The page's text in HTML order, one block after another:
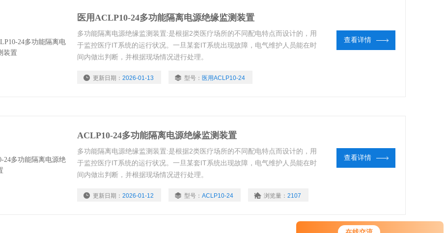
医用ACLP10-24多功能隔离电源绝缘监测装置
多功能隔离电源绝缘监测装置:是根据2类医疗场所的不同配电特点而设计的，用
于监控医疗IT系统的运行状况。一旦某套IT系统出现故障，电气维护人员能在时
间内做出判断，并根据现场情况进行处理。
更新日期： 2026-01-13 型号： 医用ACLP10-24
查看详情
ACLP10-24多功能隔离电源绝缘监测装置
多功能隔离电源绝缘监测装置:是根据2类医疗场所的不同配电特点而设计的，用
于监控医疗IT系统的运行状况。一旦某套IT系统出现故障，电气维护人员能在时
间内做出判断，并根据现场情况进行处理。
更新日期： 2026-01-12 型号： ACLP10-24 浏览量： 2107
查看详情